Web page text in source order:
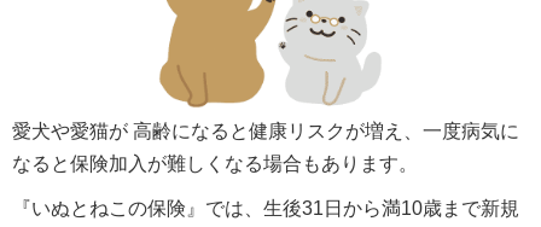
愛犬や愛猫が 高齢になると健康リスクが増え、一度病気に
なると保険加入が難しくなる場合もあります。
『いぬとねこの保険』では、生後31日から満10歳まで新規